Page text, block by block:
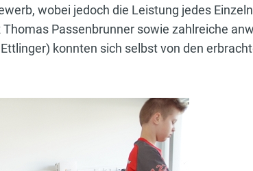
wobei jedoch die Leistung jedes
Passenbrunner sowie zahlreiche
konnten sich selbst von den